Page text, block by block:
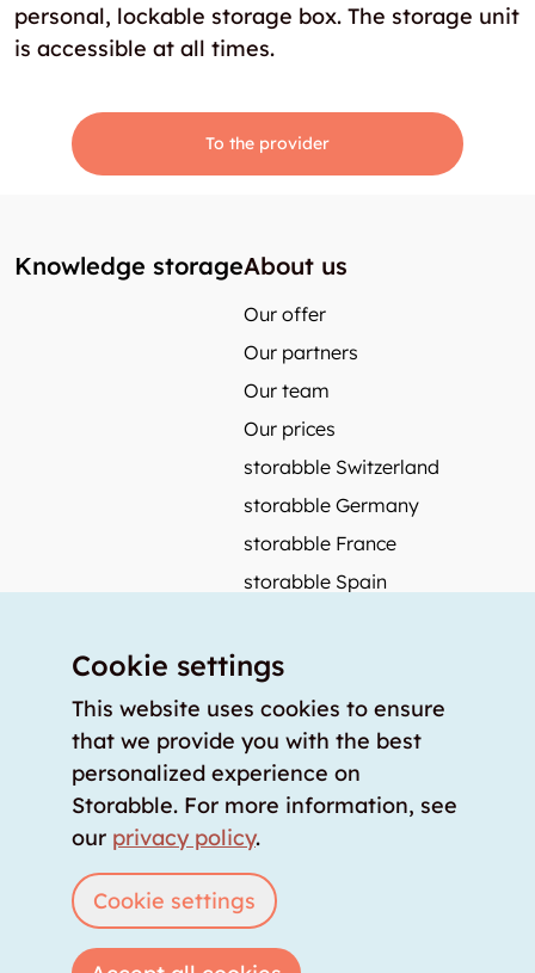
personal, lockable storage box. The storage unit
is accessible at all times.
To the provider
Knowledge storageAbout us
Our offer
Our partners
Our team
Our prices
storabble Switzerland
storabble Germany
storabble France
storabble Spain
Press coverage
How to calculate the size of a storage room?
How much does a storage room cost?
For storage providers
Login List storage room
Cookie settings
This website uses cookies to ensure
that we provide you with the best
personalized experience on
Storabble. For more information, see
our privacy policy.
Cookie settings